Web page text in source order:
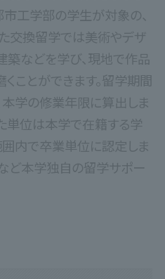
市工学部の学生が対象の、
交換留学では美術やデザ
建築などを学び、現地で作品
ことができます。留学期間
学の修業年限に算出しま
単位は本学で在籍する学
内で卒業単位に認定しま
ど本学独自の留学サポー